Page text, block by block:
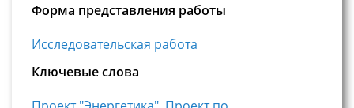
Форма представления работы
Исследовательская работа
Ключевые слова